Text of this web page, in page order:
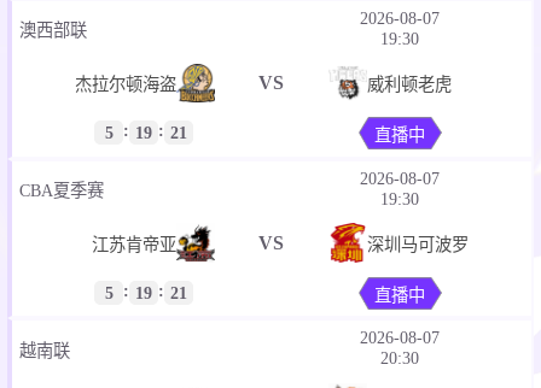
澳西部联
2026-08-07
19:30
杰拉尔顿海盗 VS 威利顿老虎
5 : 19 : 21 直播中
CBA夏季赛
2026-08-07
19:30
江苏肯帝亚 VS 深圳马可波罗
5 : 19 : 21 直播中
越南联
2026-08-07
20:30